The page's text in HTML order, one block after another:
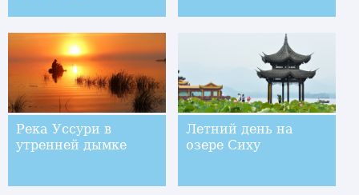
Река Уссури в
утренней дымке
Летний день на
озере Сиху